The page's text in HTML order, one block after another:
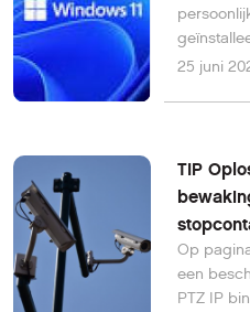
25 juni
TIP
Op
een
PTZ IP